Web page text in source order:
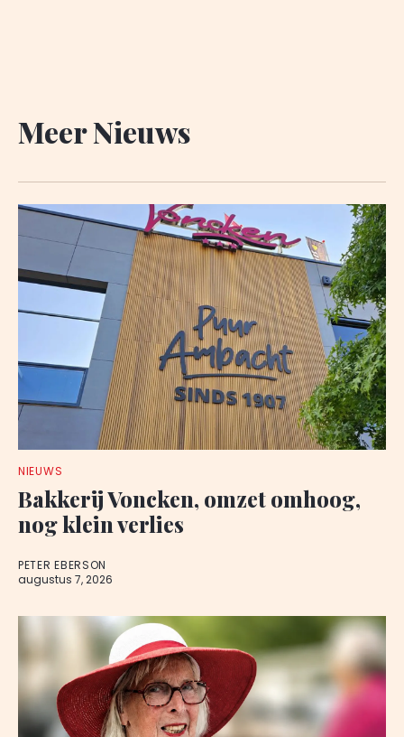
Meer Nieuws
NIEUWS
Bakkerij Voncken, omzet omhoog,
nog klein verlies
PETER EBERSON
augustus 7, 2026